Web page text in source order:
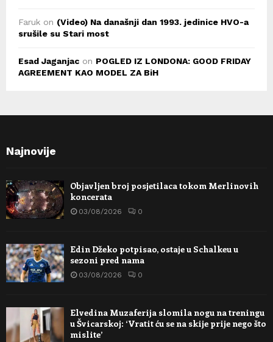
Faruk on (Video) Na današnji dan 1993. jedinice HVO-a
srušile su Stari most
Esad Jaganjac on POGLED IZ LONDONA: GOOD FRIDAY
AGREEMENT KAO MODEL ZA BiH
Najnovije
Objavljen broj posjetilaca tokom Merlinovih
koncerata
03/08/2026 0
Edin Džeko potpisao, ostaje u Schalkeu u
sezoni pred nama
03/08/2026 0
Elvedina Muzaferija slomila nogu na treningu
u Švicarskoj: ‘Vratit ću se na skije prije nego što
mislite’